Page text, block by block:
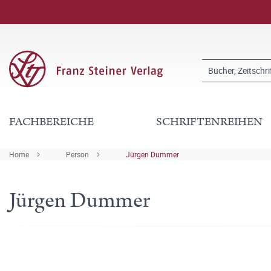
FACHBEREICHE SCHRIFTENREIHEN
Home Person Jürgen Dummer
Jürgen Dummer